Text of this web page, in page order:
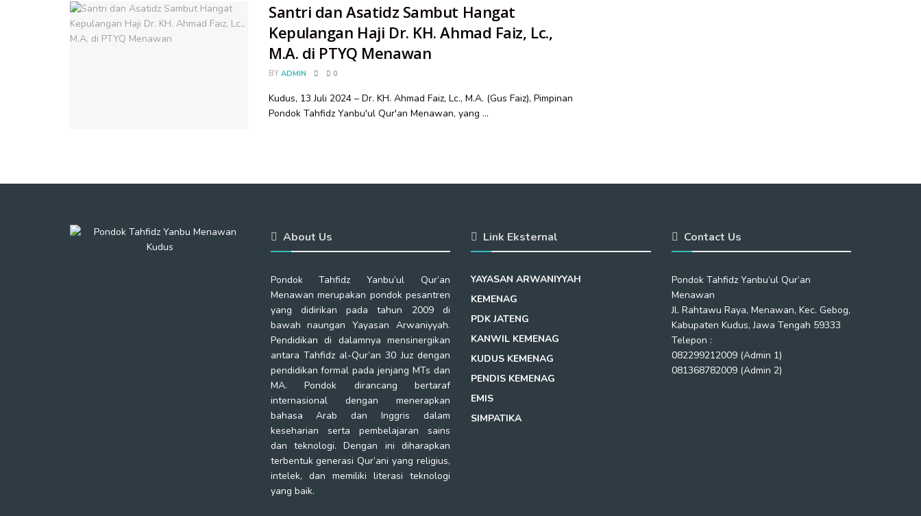
Santri dan Asatidz Sambut Hangat
Kepulangan Haji Dr. KH. Ahmad Faiz, Lc.,
M.A. di PTYQ Menawan
BY ADMIN 0
Kudus, 13 Juli 2024 – Dr. KH. Ahmad Faiz, Lc., M.A. (Gus Faiz), Pimpinan
Pondok Tahfidz Yanbu'ul Qur'an Menawan, yang ...
About Us
Pondok Tahfidz Yanbu’ul Qur’an
Menawan merupakan pondok pesantren
yang didirikan pada tahun 2009 di
bawah naungan Yayasan Arwaniyyah.
Pendidikan di dalamnya mensinergikan
antara Tahfidz al-Qur’an 30 Juz dengan
pendidikan formal pada jenjang MTs dan
MA. Pondok dirancang bertaraf
internasional dengan menerapkan
bahasa Arab dan Inggris dalam
keseharian serta pembelajaran sains
dan teknologi. Dengan ini diharapkan
terbentuk generasi Qur’ani yang religius,
intelek, dan memiliki literasi teknologi
yang baik.
Link Eksternal
YAYASAN ARWANIYYAH
KEMENAG
PDK JATENG
KANWIL KEMENAG
KUDUS KEMENAG
PENDIS KEMENAG
EMIS
SIMPATIKA
Contact Us
Pondok Tahfidz Yanbu’ul Qur’an
Menawan
Jl. Rahtawu Raya, Menawan, Kec. Gebog,
Kabupaten Kudus, Jawa Tengah 59333
Telepon :
082299212009 (Admin 1)
081368782009 (Admin 2)